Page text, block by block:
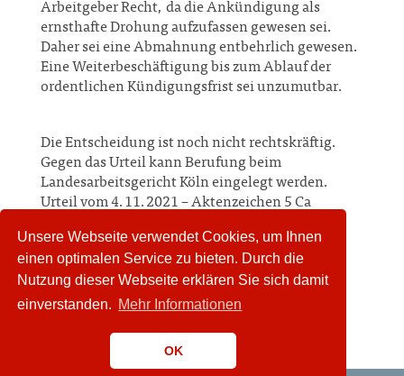
Unsere Webseite verwendet Cookies, um Ihnen
einen optimalen Service zu bieten. Durch die
Nutzung dieser Webseite erklären Sie sich damit
einverstanden. Mehr Informationen
OK
Arbeitgeber Recht, da die Ankündigung als
ernsthafte Drohung aufzufassen gewesen sei.
Daher sei eine Abmahnung entbehrlich gewesen.
Eine Weiterbeschäftigung bis zum Ablauf der
ordentlichen Kündigungsfrist sei unzumutbar.
Die Entscheidung ist noch nicht rechtskräftig.
Gegen das Urteil kann Berufung beim
Landesarbeitsgericht Köln eingelegt werden.
Urteil vom 4.11.2021 – Aktenzeichen 5 Ca
mehr...